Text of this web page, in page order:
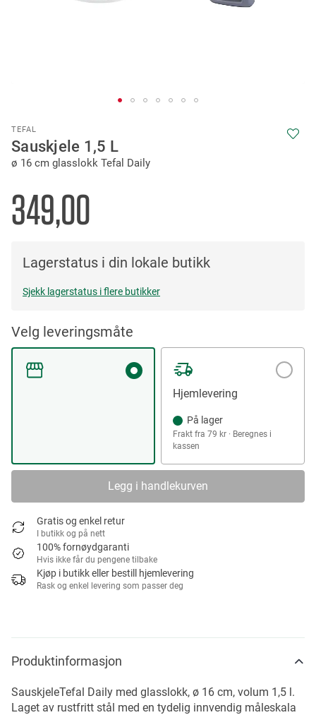
TEFAL
Sauskjele 1,5 L
ø 16 cm glasslokk Tefal Daily
349,00
Lagerstatus i din lokale butikk
Sjekk lagerstatus i flere butikker
Velg leveringsmåte
Hjemlevering
På lager
Frakt fra 79 kr · Beregnes i
kassen
Legg i handlekurven
Gratis og enkel retur
I butikk og på nett
100% fornøydgaranti
Hvis ikke får du pengene tilbake
Kjøp i butikk eller bestill hjemlevering
Rask og enkel levering som passer deg
to
the
beginning
the
images
gallery
Produktinformasjon
SauskjeleTefal Daily med glasslokk, ø 16 cm, volum 1,5 l.
Laget av rustfritt stål med en tydelig innvendig måleskala